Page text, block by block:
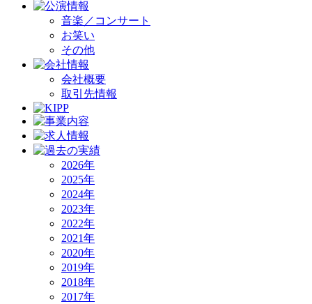
音楽／コンサート
お笑い
その他
会社概要
取引先情報
2026年
2025年
2024年
2023年
2022年
2021年
2020年
2019年
2018年
2017年